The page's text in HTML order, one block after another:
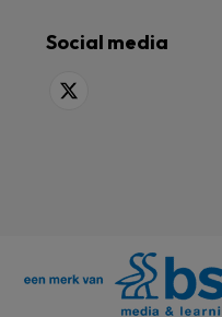
Social media